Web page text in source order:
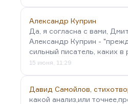
Александр Куприн
Да, я согласна с вами,
Александр Куприн -
сильный писатель, каких в
15 июня, 11:29
Давид Самойлов,
какой анализ,или